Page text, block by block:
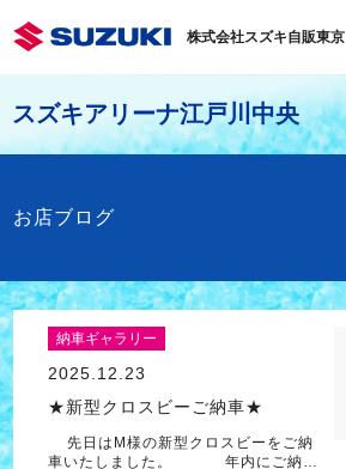
株式会社スズキ自販東京
スズキアリーナ江戸川中央
お店ブログ
納車ギャラリー
2025.12.23
★新型クロスビーご納車★
先日はM様の新型クロスビーをご納
車いたしました。 年内にご納…